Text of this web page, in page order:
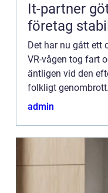
It-partner
företag
Det har nu gått ett
VR-vågen tog fart
äntligen vid den
folkligt
lätta, tr&...
admin